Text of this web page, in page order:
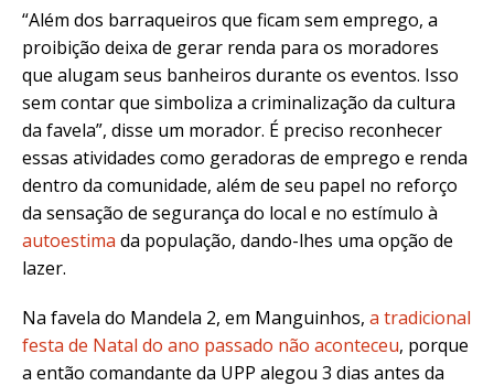
“Além dos barraqueiros que ficam sem emprego, a
proibição deixa de gerar renda para os moradores
que alugam seus banheiros durante os eventos. Isso
sem contar que simboliza a criminalização da cultura
da favela”, disse um morador. É preciso reconhecer
essas atividades como geradoras de emprego e renda
dentro da comunidade, além de seu papel no reforço
da sensação de segurança do local e no estímulo à
autoestima da população, dando-lhes uma opção de
lazer.
Na favela do Mandela 2, em Manguinhos, a tradicional
festa de Natal do ano passado não aconteceu, porque
a então comandante da UPP alegou 3 dias antes da